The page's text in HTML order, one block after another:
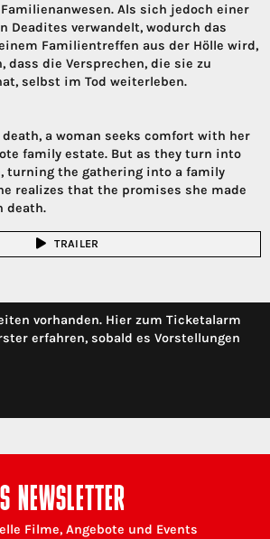
Als sich jedoch einer
Deadites verwandelt, wodurch das
Familientreffen aus der Hölle wird,
dass die Versprechen, die sie zu
selbst im Tod weiterleben.
a woman seeks comfort with her
family estate. But as they turn into
turning the gathering into a family
realizes that the promises she made
death.
TRAILER
vorhanden. Hier zum Ticketalarm
erfahren, sobald es Vorstellungen
NEWSLETTER
Filme, Angebote und Events